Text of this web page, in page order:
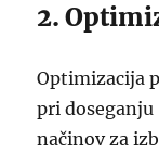
2.
Optimizacija
pri
načinov za